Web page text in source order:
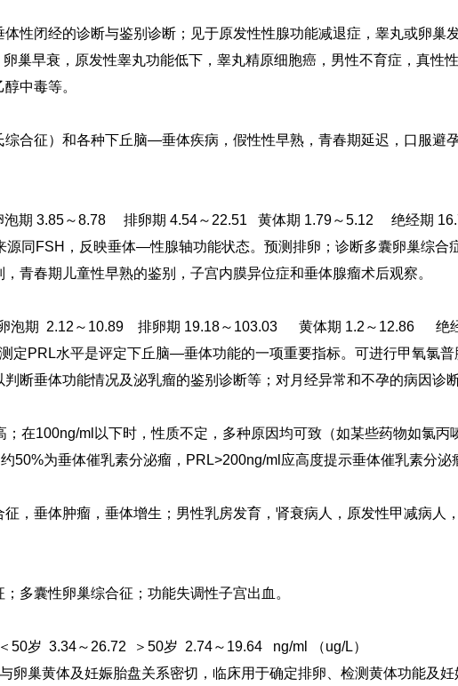
性闭经的诊断与鉴别诊断；见于原发性性腺功能减退症，睾丸或卵巢
巢早衰，原发性睾丸功能低下，睾丸精原细胞癌，男性不育症，真性
中毒等。
合征）和各种下丘脑—垂体疾病，假性性早熟，青春期延迟，口服避
泡期 3.85～8.78 排卵期 4.54～22.51 黄体期 1.79～5.12 绝经期
源同FSH，反映垂体—性腺轴功能状态。预测排卵；诊断多囊卵巢综合
青春期儿童性早熟的鉴别，子宫内膜异位症和垂体腺瘤术后观察。
泡期 2.12～10.89 排卵期 19.18～103.03 黄体期 1.2～12.86 绝
测定PRL水平是评定下丘脑—垂体功能的一项重要指标。可进行甲氧氯
断垂体功能情况及泌乳瘤的鉴别诊断等；对月经异常和不孕的病因诊
在100ng/ml以下时，性质不定，多种原因均可致（如某些药物如氯
50%为垂体催乳素分泌瘤，PRL>200ng/ml应高度提示垂体催乳素分泌
，垂体肿瘤，垂体增生；男性乳房发育，肾衰病人，原发性甲减病人
多囊性卵巢综合征；功能失调性子宫出血。
50岁 3.34～26.72
＞50岁 2.74～19.64 ng/ml （ug/L）
卵巢黄体及妊娠胎盘关系密切，临床用于确定排卵、检测黄体功能及妊